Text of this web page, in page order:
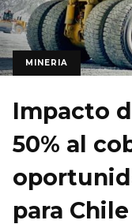
MINERIA
Impacto
50% al
para Chile